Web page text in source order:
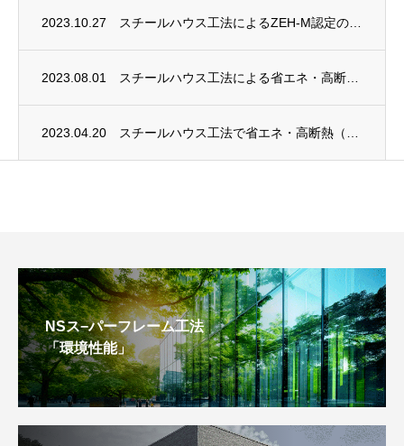
2023.10.27
2023.08.01
2023.04.20
NSス−パーフレーム工法
「環境性能」